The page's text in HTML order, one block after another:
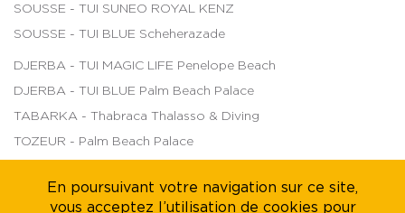
SOUSSE - TUI SUNEO ROYAL KENZ
SOUSSE - TUI BLUE Scheherazade
DJERBA - TUI MAGIC LIFE Penelope Beach
DJERBA - TUI BLUE Palm Beach Palace
TABARKA - Thabraca Thalasso & Diving
TOZEUR - Palm Beach Palace
En poursuivant votre navigation sur ce site,
vous acceptez l’utilisation de cookies pour